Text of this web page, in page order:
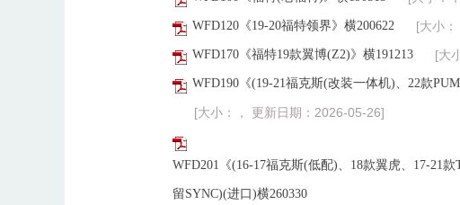
WFD120《19-20福特领界》横200622 [大小
WFD170《福特19款翼博(Z2)》横191213 [大
WFD190《(19-21福克斯(改装一体机)、22款
[大小：， 更新日期：2026-05-26]
WFD201《(16-17福克斯(低配)、18款翼虎、17-21
留SYNC)(进口)横260330